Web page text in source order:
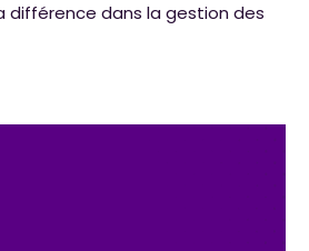
différence dans la gestion des